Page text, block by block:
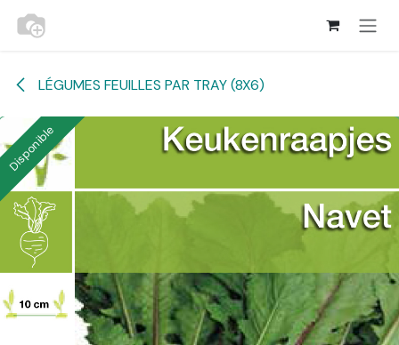
Se rendre au contenu
LÉGUMES FEUILLES PAR TRAY (8X6)
Disponible